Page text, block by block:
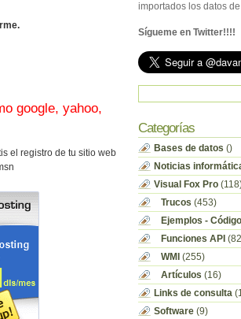
google, yahoo,
el registro de tu sitio web
importados los datos
Sígueme en Twitter!!!!
Categorías
Bases de datos ()
Noticias
Visual Fox Pro
Trucos (453)
Ejemplos -
Funciones API
WMI (255)
Artículos (16)
Links de consulta
Software(9)